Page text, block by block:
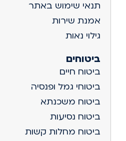
ביטוחים
ביטוח חיים
ביטוחי גמל ופנסיה
ביטוח משכנתא
ביטוח נסיעות
ביטוח מחלות קשות
תנאי שימוש באתר
אמנת שירות
גילוי נאות